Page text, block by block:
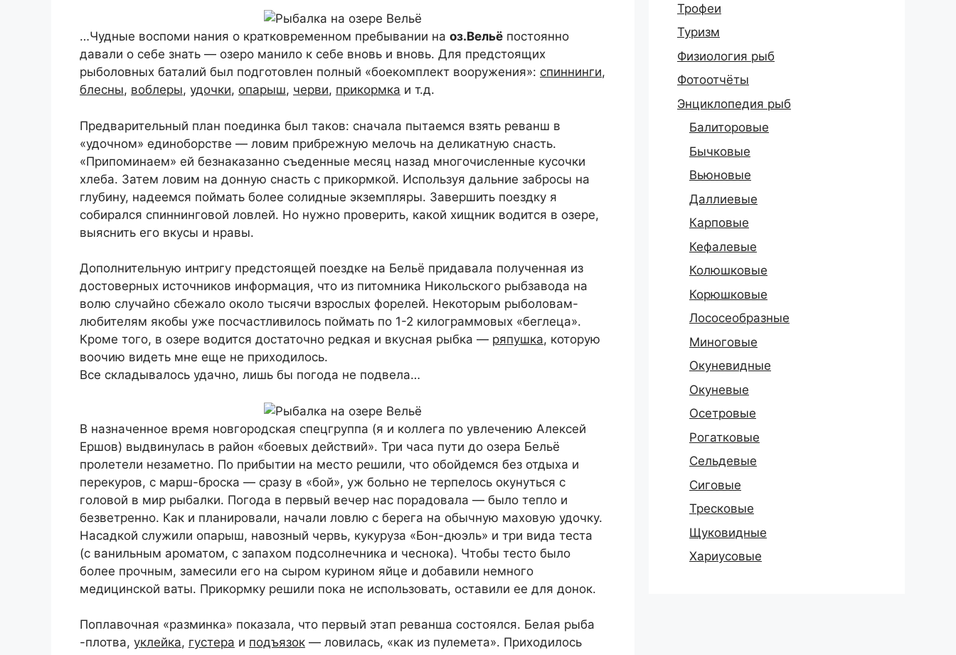
…Чудные воспоми нания о кратковременном пребывании на оз.Вельё постоянно
давали о себе знать — озеро манило к себе вновь и вновь. Для предстоящих
рыболовных баталий был подготовлен полный «боекомплект вооружения»: спиннинги,
блесны, воблеры, удочки, опарыш, черви, прикормка и т.д.
Предварительный план поединка был таков: сначала пытаемся взять реванш в
«удочном» единоборстве — ловим прибрежную мелочь на деликатную снасть.
«Припоминаем» ей безнаказанно съеденные месяц назад многочисленные кусочки
хлеба. Затем ловим на донную снасть с прикормкой. Используя дальние забросы на
глубину, надеемся поймать более солидные экземпляры. Завершить поездку я
собирался спиннинговой ловлей. Но нужно проверить, какой хищник водится в озере,
выяснить его вкусы и нравы.
Дополнительную интригу предстоящей поездке на Бельё придавала полученная из
достоверных источников информация, что из питомника Никольского рыбзавода на
волю случайно сбежало около тысячи взрослых форелей. Некоторым рыболовам-
любителям якобы уже посчастливилось поймать по 1-2 килограммовых «беглеца».
Кроме того, в озере водится достаточно редкая и вкусная рыбка — ряпушка, которую
воочию видеть мне еще не приходилось.
Все складывалось удачно, лишь бы погода не подвела…
В назначенное время новгородская спецгруппа (я и коллега по увлечению Алексей
Ершов) выдвинулась в район «боевых действий». Три часа пути до озера Бельё
пролетели незаметно. По прибытии на место решили, что обойдемся без отдыха и
перекуров, с марш-броска — сразу в «бой», уж больно не терпелось окунуться с
головой в мир рыбалки. Погода в первый вечер нас порадовала — было тепло и
безветренно. Как и планировали, начали ловлю с берега на обычную маховую удочку.
Насадкой служили опарыш, навозный червь, кукуруза «Бон-дюэль» и три вида теста
(с ванильным ароматом, с запахом подсолнечника и чеснока). Чтобы тесто было
более прочным, замесили его на сыром курином яйце и добавили немного
медицинской ваты. Прикормку решили пока не использовать, оставили ее для донок.
Поплавочная «разминка» показала, что первый этап реванша состоялся. Белая рыба
-плотва, уклейка, густера и подъязок — ловилась, «как из пулемета». Приходилось
Трофеи
Туризм
Физиология рыб
Фотоотчёты
Энциклопедия рыб
Балиторовые
Бычковые
Вьюновые
Даллиевые
Карповые
Кефалевые
Колюшковые
Корюшковые
Лососеобразные
Миноговые
Окуневидные
Окуневые
Осетровые
Рогатковые
Сельдевые
Сиговые
Тресковые
Щуковидные
Хариусовые